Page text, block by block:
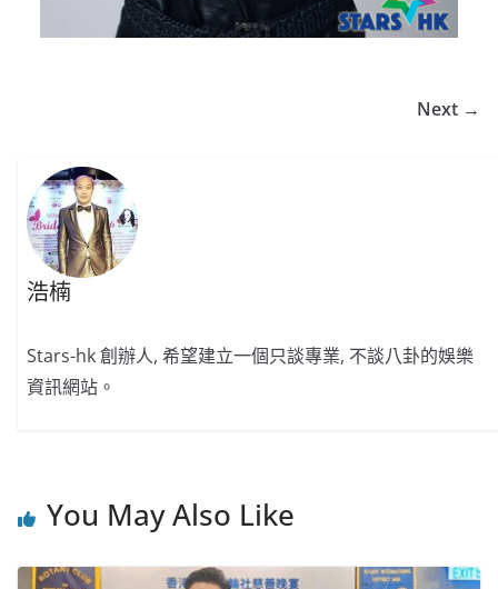
Next →
浩楠
Stars-hk 創辦人, 希望建立一個只談專業, 不談八卦的娛樂
資訊網站。
You May Also Like